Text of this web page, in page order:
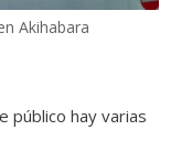
Akihabara
público hay varias